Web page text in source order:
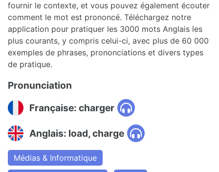
fournir le contexte, et vous pouvez également écouter
comment le mot est prononcé. Téléchargez notre
application pour pratiquer les 3000 mots Anglais les
plus courants, y compris celui-ci, avec plus de 60 000
exemples de phrases, prononciations et divers types
de pratique.
Pronunciation
Française: charger
Anglais: load, charge
Médias & Informatique